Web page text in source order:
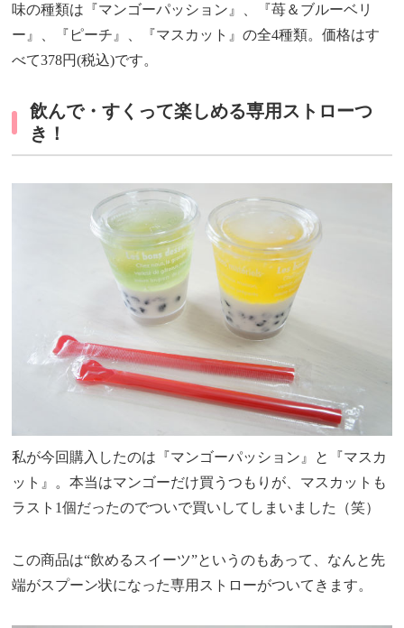
味の種類は『マンゴーパッション』、『苺＆ブルーベリ
ー』、『ピーチ』、『マスカット』の全4種類。価格はす
べて378円(税込)です。
飲んで・すくって楽しめる専用ストローつ
き！
私が今回購入したのは『マンゴーパッション』と『マスカ
ット』。本当はマンゴーだけ買うつもりが、マスカットも
ラスト1個だったのでついで買いしてしまいました（笑）
この商品は“飲めるスイーツ”というのもあって、なんと先
端がスプーン状になった専用ストローがついてきます。